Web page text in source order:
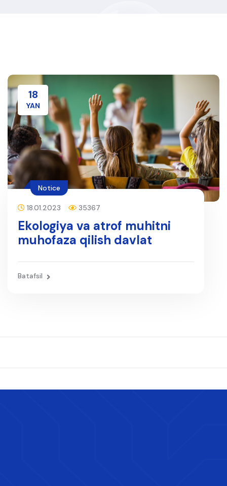
18
YAN
18.01.2023 35367
Ekologiya va atrof muhitni
muhofaza qilish davlat
Batafsil
Notice